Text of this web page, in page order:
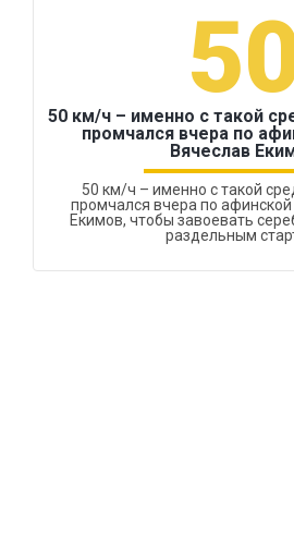
50 км/ч – именно с такой
промчался вчера по
Вячеслав
50 км/ч – именно с такой
промчался вчера по афинской
Екимов, чтобы завоевать
раздельным